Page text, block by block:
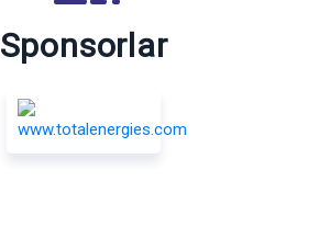
Sponsorlar